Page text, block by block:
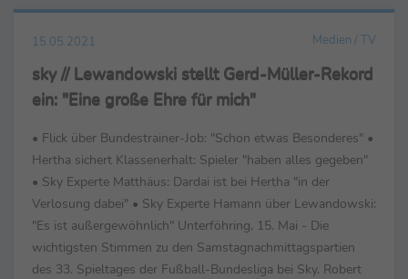
15.05.2021 Medien / TV
sky // Lewandowski stellt Gerd-Müller-Rekord
ein: "Eine große Ehre für mich"
• Flick über Bundestrainer-Job: "Schon etwas Besonderes" •
Hertha sichert Klassenerhalt: Spieler "haben alles gegeben"
• Sky Experte Matthäus: Dardai ist bei Hertha "in der
Verlosung dabei" • Sky Experte Hamann über Lewandowski:
"Es ist außergewöhnlich" Unterföhring, 15. Mai - Die
wichtigsten Stimmen zu den Samstagnachmittagspartien
des 33. Spieltages der Fußball-Bundesliga bei Sky. Robert